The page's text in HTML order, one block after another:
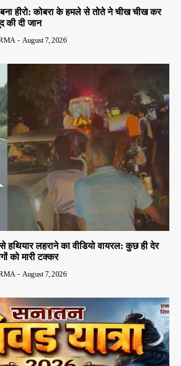
बना हीरो: कोबरा के हमले से तोते ने चीख चीख कर
की दी जान
- August 7, 2026
हथियार लहराने का वीडियो वायरल: कुछ ही देर
को मारी टक्कर
- August 7, 2026